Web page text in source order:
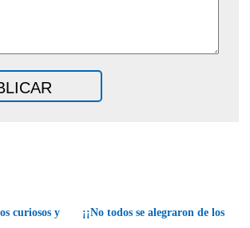
curiosos y
¡¡No todos se alegraron de los